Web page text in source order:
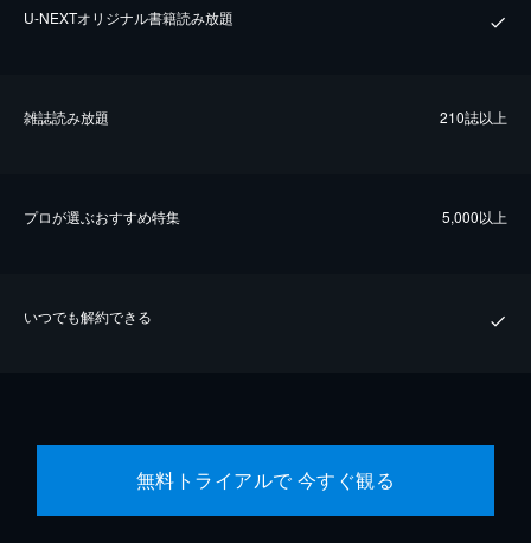
U-NEXTオリジナル書籍読み放題
雑誌読み放題 210誌以上
プロが選ぶおすすめ特集 5,000以上
いつでも解約できる
無料トライアルで 今すぐ観る